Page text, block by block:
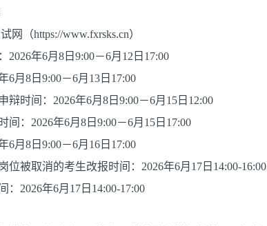
网（https://www.fxrsks.cn）
2026年6月8日9:00－6月12日17:00
6月8日9:00－6月13日17:00
辩时间：2026年6月8日9:00－6月15日12:00
间：2026年6月8日9:00－6月15日17:00
6月8日9:00－6月16日17:00
位被取消的考生改报时间：2026年6月17日14:00-16:00
：2026年6月17日14:00-17:00